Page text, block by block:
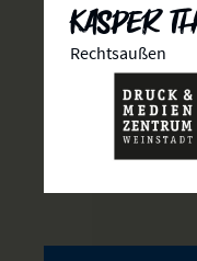
Kasper
Rechtsaußen